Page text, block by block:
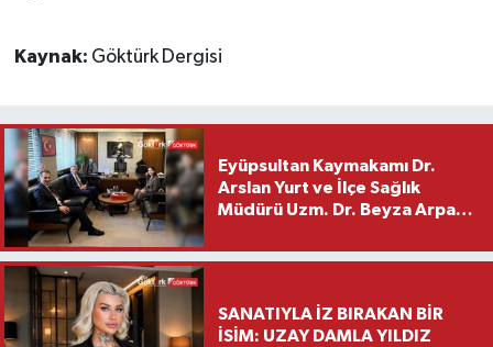
Kaynak: Göktürk Dergisi
Eyüpsultan Kaymakamı Dr.
Arslan Yurt ve İlçe Sağlık
Müdürü Uzm. Dr. Beyza Arpacı
Ziyareti
SANATIYLA İZ BIRAKAN BİR
İSİM: UZAY DAMLA YILDIZ